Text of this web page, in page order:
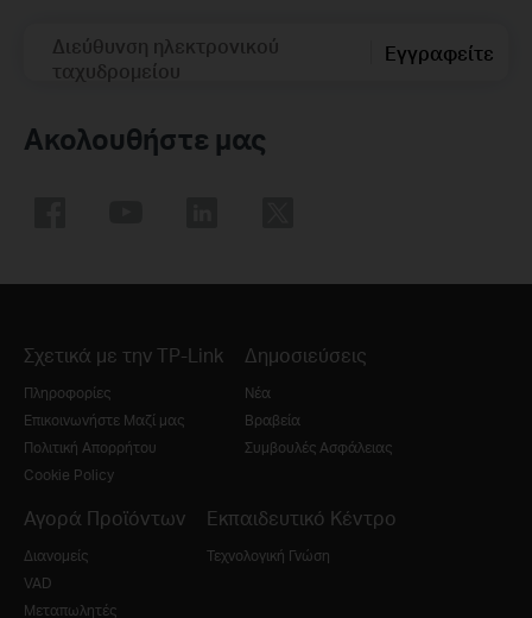
Διεύθυνση ηλεκτρονικού
ταχυδρομείου
Εγγραφείτε
Ακολουθήστε μας
Σχετικά με την TP-Link
Πληροφορίες
Επικοινωνήστε Μαζί μας
Πολιτική Απορρήτου
Cookie Policy
Δημοσιεύσεις
Νέα
Βραβεία
Συμβουλές Ασφάλειας
Αγορά Προϊόντων
Διανομείς
VAD
Μεταπωλητές
Εκπαιδευτικό Κέντρο
Τεχνολογική Γνώση